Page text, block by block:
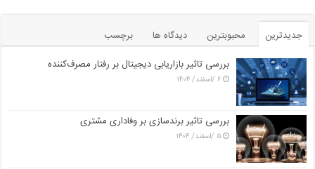
جدیدترین محبوبترین دیدگاه ها
برچسب
بررسی تاثیر بازاریابی دیجیتال بر رفتار مصرف‌کننده
۶ /اسفند/ ۱۴۰۴
بررسی تاثیر برندسازی بر وفاداری مشتری
۵ /اسفند/ ۱۴۰۴